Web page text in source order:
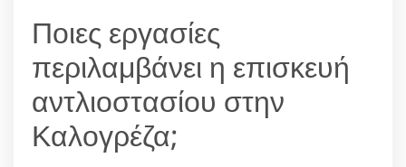
Ποιες εργασίες
περιλαμβάνει η επισκευή
αντλιοστασίου στην
Καλογρέζα;